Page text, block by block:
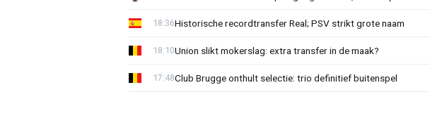
Historische recordtransfer Real; PSV strikt grote naam
18:36
Union slikt mokerslag: extra transfer in de maak?
18:10
Club Brugge onthult selectie: trio definitief buitenspel
17:48